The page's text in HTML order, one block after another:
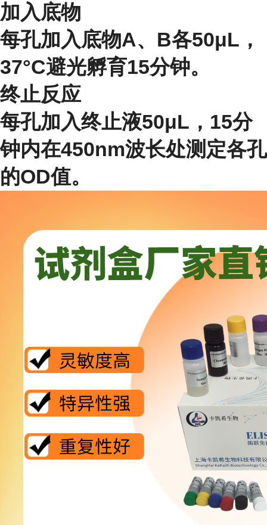
加入底物
每孔加入底物A、B各50μL，
37°C避光孵育15分钟。
终止反应
每孔加入终止液50μL，15分
钟内在450nm波长处测定各孔
的OD值。